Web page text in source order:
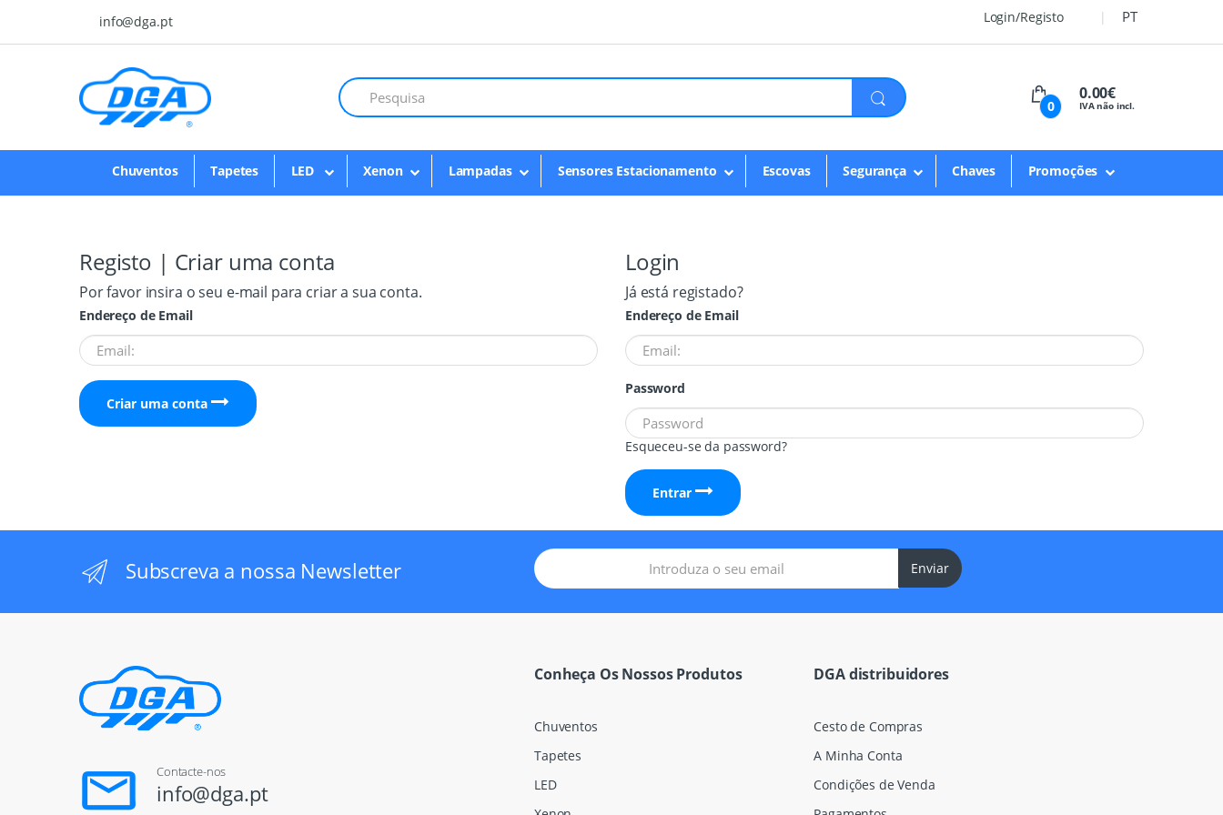
info@dga.pt Login/Registo PT
0
0.00€
IVA não incl.
Chuventos Tapetes LED Xenon Lampadas Sensores Estacionamento Escovas Segurança Chaves Promoções
Registo | Criar uma conta
Por favor insira o seu e-mail para criar a sua conta.
Endereço de Email
Criar uma conta
Login
Já está registado?
Endereço de Email
Password
Esqueceu-se da password?
Entrar
Subscreva a nossa Newsletter Enviar
Contacte-nos
info@dga.pt
Conheça Os Nossos Produtos
Chuventos
Tapetes
LED
DGA distribuidores
Cesto de Compras
A Minha Conta
Condições de Venda